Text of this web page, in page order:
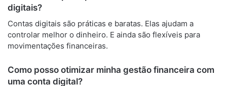
digitais?
Contas digitais são práticas e baratas. Elas ajudam a
controlar melhor o dinheiro. E ainda são flexíveis para
movimentações financeiras.
Como posso otimizar minha gestão financeira com
uma conta digital?